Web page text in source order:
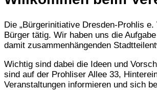
Die „Bürgerinitiative Dresden-Prohlis
Bürger tätig. Wir haben uns die
damit zusammenhängenden
Wichtig sind dabei die Ideen und
sind auf der Prohliser Allee 33,
Veranstaltungen informieren und sich